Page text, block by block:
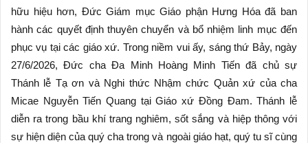
hữu hiệu hơn, Đức Giám mục Giáo phận Hưng Hóa đã ban
hành các quyết định thuyên chuyển và bổ nhiệm linh mục đến
phục vụ tại các giáo xứ. Trong niềm vui ấy, sáng thứ Bảy, ngày
27/6/2026, Đức cha Đa Minh Hoàng Minh Tiến đã chủ sự
Thánh lễ Tạ ơn và Nghi thức Nhậm chức Quản xứ của cha
Micae Nguyễn Tiến Quang tại Giáo xứ Đồng Đam. Thánh lễ
diễn ra trong bầu khí trang nghiêm, sốt sắng và hiệp thông với
sự hiện diện của quý cha trong và ngoài giáo hạt, quý tu sĩ cùng